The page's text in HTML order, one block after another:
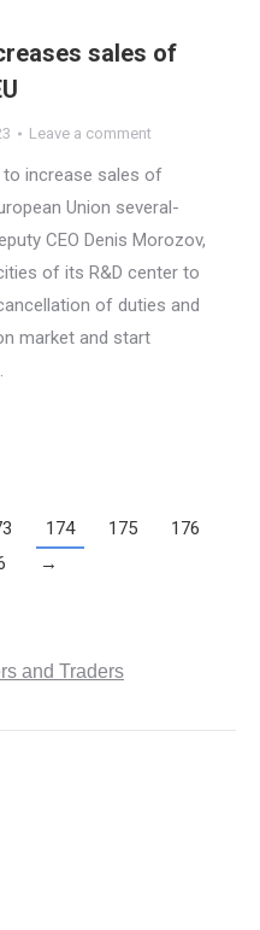
sales of
Leave a comment
to increase sales of
Union several-
CEO Denis Morozov,
of its R&D center to
of duties and
market and start
174 175
176
→
and Traders